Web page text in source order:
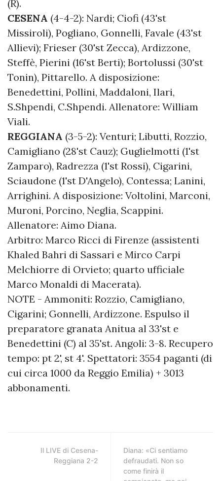
(R).
CESENA (4-4-2): Nardi; Ciofi (43'st
Missiroli), Pogliano, Gonnelli, Favale (43'st
Allievi); Frieser (30'st Zecca), Ardizzone,
Steffè, Pierini (16'st Berti); Bortolussi (30'st
Tonin), Pittarello. A disposizione:
Benedettini, Pollini, Maddaloni, Ilari,
S.Shpendi, C.Shpendi. Allenatore: William
Viali.
REGGIANA (3-5-2): Venturi; Libutti, Rozzio,
Camigliano (28'st Cauz); Guglielmotti (1'st
Zamparo), Radrezza (1'st Rossi), Cigarini,
Sciaudone (1'st D'Angelo), Contessa; Lanini,
Arrighini. A disposizione: Voltolini, Marconi,
Muroni, Porcino, Neglia, Scappini.
Allenatore: Aimo Diana.
Arbitro: Marco Ricci di Firenze (assistenti
Khaled Bahri di Sassari e Mirco Carpi
Melchiorre di Orvieto; quarto ufficiale
Marco Monaldi di Macerata).
NOTE - Ammoniti: Rozzio, Camigliano,
Cigarini; Gonnelli, Ardizzone. Espulso il
preparatore granata Anitua al 33'st e
Benedettini (C) al 35'st. Angoli: 3-8. Recupero
tempo: pt 2', st 4'. Spettatori: 3554 paganti (di
cui circa 1000 da Reggio Emilia) + 3013
abbonamenti.
Il LIVE di Cesena-
Reggiana 2-2
Diana: «Ci sentiamo
defraudati. Non so
come finirà il